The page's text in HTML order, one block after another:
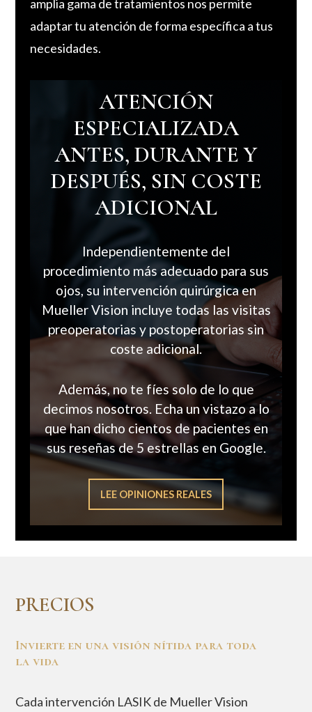
amplia gama de tratamientos nos permite
adaptar tu atención de forma específica a tus
necesidades.
ATENCIÓN
ESPECIALIZADA
ANTES, DURANTE Y
DESPUÉS, SIN COSTE
ADICIONAL
Independientemente del
procedimiento más adecuado para sus
ojos, su intervención quirúrgica en
Mueller Vision incluye todas las visitas
preoperatorias y postoperatorias sin
coste adicional.
Además, no te fíes solo de lo que
decimos nosotros. Echa un vistazo a lo
que han dicho cientos de pacientes en
sus reseñas de 5 estrellas en Google.
LEE OPINIONES REALES
PRECIOS
Invierte en una visión nítida para toda
la vida
Cada intervención LASIK de Mueller Vision